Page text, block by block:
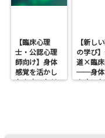
【臨床心理
士・公認心理
師向け】身体
感覚を活かし
たカウンセリ
【新し
の学び
道×臨床
──身体
カウン